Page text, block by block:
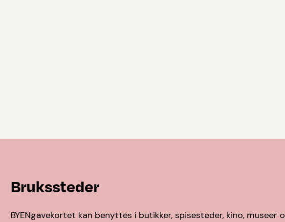
Brukssteder
BYENgavekortet kan benyttes i butikker, spisesteder, kino, museer